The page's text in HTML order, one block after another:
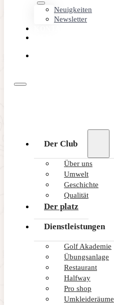
Neuigkeiten
Newsletter
Der Club
Über uns
Umwelt
Geschichte
Qualität
Der platz
Dienstleistungen
Golf Akademie
Übungsanlage
Restaurant
Halfway
Pro shop
Umkleideräume